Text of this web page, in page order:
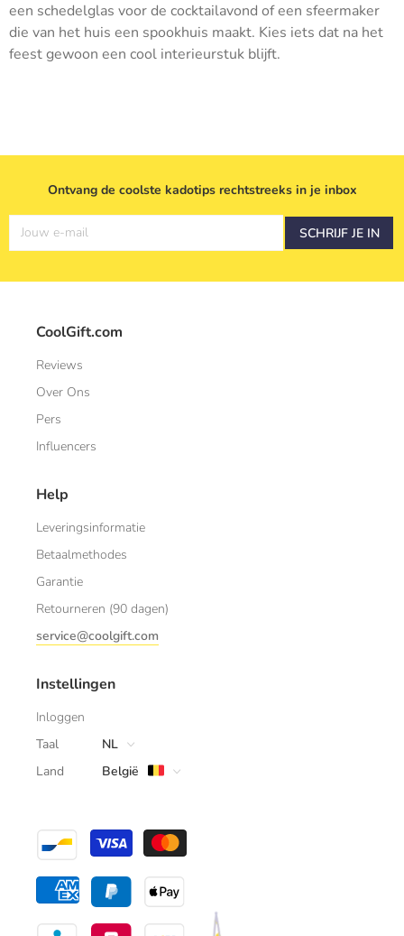
een schedelglas voor de cocktailavond of een sfeermaker
die van het huis een spookhuis maakt. Kies iets dat na het
feest gewoon een cool interieurstuk blijft.
Ontvang de coolste kadotips rechtstreeks in je inbox
Jouw e-mail SCHRIJF JE IN
CoolGift.com
Reviews
Over Ons
Pers
Influencers
Help
Leveringsinformatie
Betaalmethodes
Garantie
Retourneren (90 dagen)
service@coolgift.com
Instellingen
Inloggen
Taal
NL
Land
België